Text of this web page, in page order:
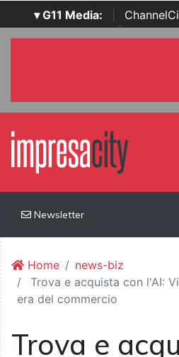
▾ G11 Media:
SecurityOpenLab | Italian
Newsletter
Home
news-biz
Trova e acquista con l'AI:
era del commercio
Trova e